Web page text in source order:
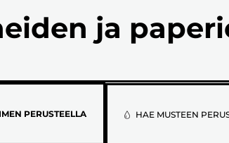
ja
PERUSTEELLA
ValitseHAE MUSTEEN